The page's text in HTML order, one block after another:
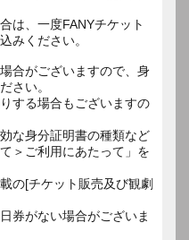
は、一度FANYチケット
みください。
合がございますので、身
さい。
する場合もございますの
な身分証明書の種類など
＞ご利用にあたって」を
の[チケット販売及び観劇
券がない場合がございま